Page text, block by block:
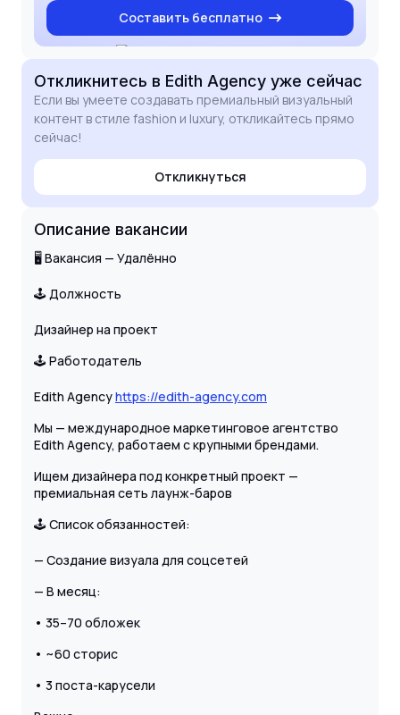
Составить бесплатно
Откликнитесь в Edith Agency уже сейчас
Если вы умеете создавать премиальный визуальный
контент в стиле fashion и luxury, откликайтесь прямо
сейчас!
Откликнуться
Описание вакансии
🖥 Вакансия — Удалённо
🕹 Должность
Дизайнер на проект
🕹 Работодатель
Edith Agencyhttps://edith-agency.com
Мы — международное маркетинговое агентство
Edith Agency, работаем с крупными брендами.
Ищем дизайнера под конкретный проект —
премиальная сеть лаунж-баров
🕹 Список обязанностей:
— Создание визуала для соцсетей
— В месяц:
• 35–70 обложек
• ~60 сторис
• 3 поста-карусели